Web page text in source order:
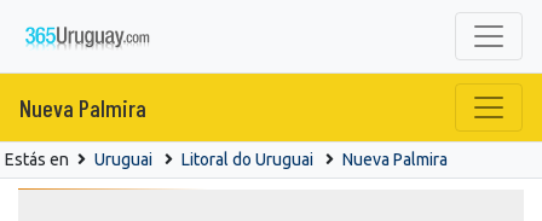
Nueva Palmira
Estás en Uruguai Litoral do Uruguai Nueva Palmira